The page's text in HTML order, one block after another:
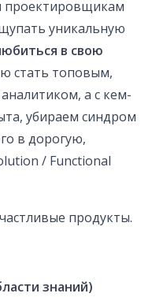
проектировщикам
уникальную
в свою
стать топовым,
а с кем-
убираем синдром
в дорогую,
/ Functional
продукты.
знаний)